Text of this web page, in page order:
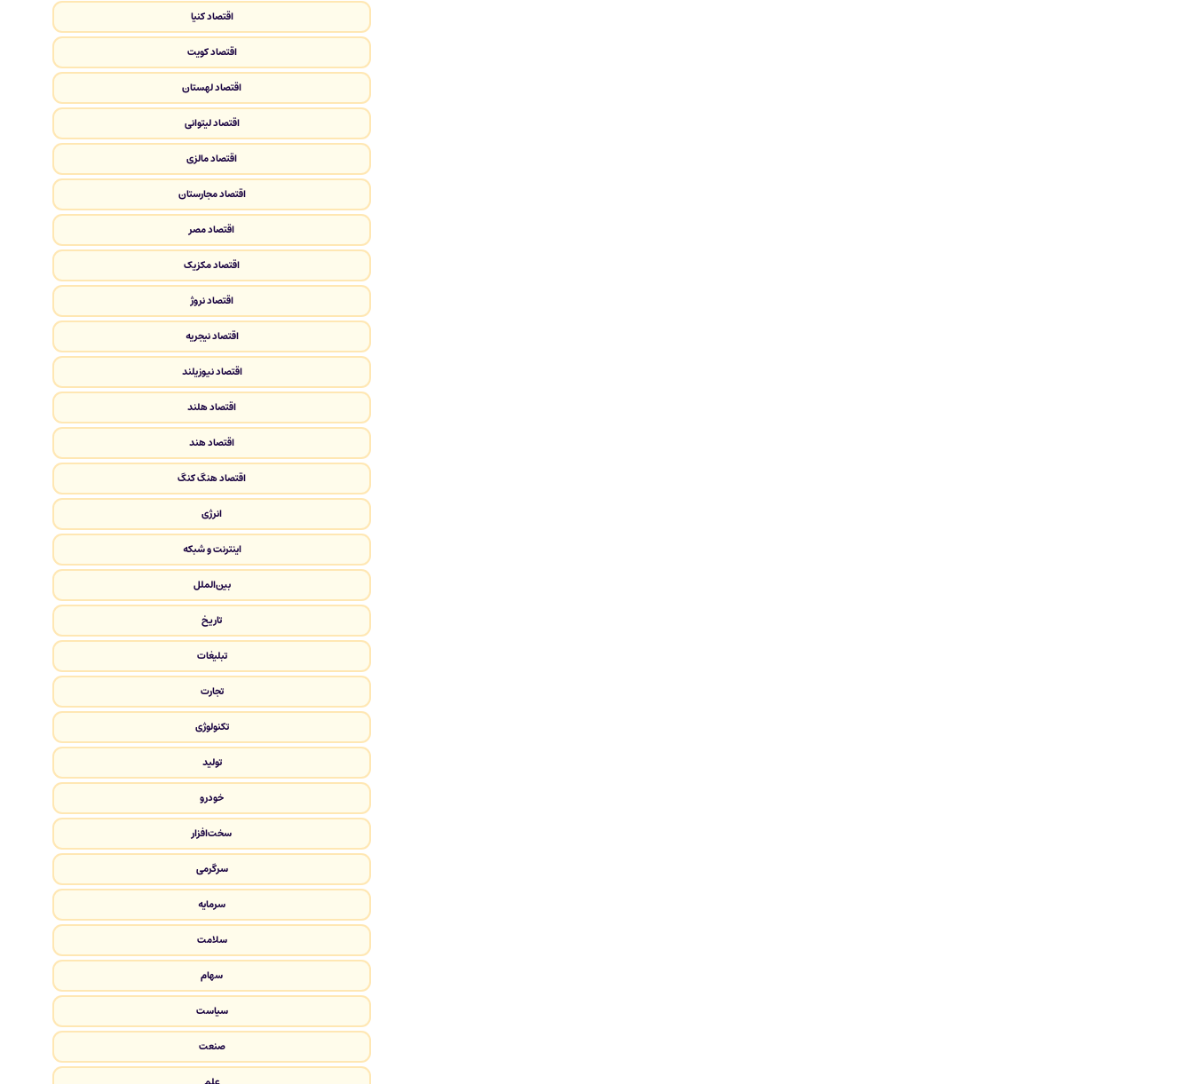
اقتصاد کنیا
اقتصاد کویت
اقتصاد لهستان
اقتصاد لیتوانی
اقتصاد مالزی
اقتصاد مجارستان
اقتصاد مصر
اقتصاد مکزیک
اقتصاد نروژ
اقتصاد نیجریه
اقتصاد نیوزیلند
اقتصاد هلند
اقتصاد هند
اقتصاد هنگ کنگ
انرژی
اینترنت و شبکه
بین‌الملل
تاریخ
تبلیغات
تجارت
تکنولوژی
تولید
خودرو
سخت‌افزار
سرگرمی
سرمایه
سلامت
سهام
سیاست
صنعت